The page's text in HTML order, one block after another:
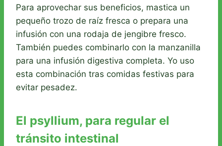
Para aprovechar sus beneficios, mastica un
pequeño trozo de raíz fresca o prepara una
infusión con una rodaja de jengibre fresco.
También puedes combinarlo con la manzanilla
para una infusión digestiva completa. Yo uso
esta combinación tras comidas festivas para
evitar pesadez.
El psyllium, para regular el
tránsito intestinal